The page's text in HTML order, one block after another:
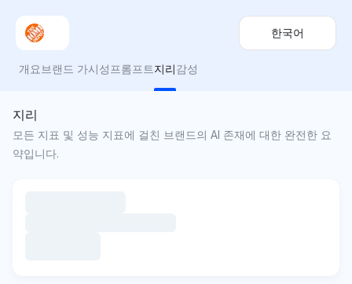
한국어
개요 브랜드 가시성 프롬프트지리감성
지리
모든 지표 및 성능 지표에 걸친 브랜드의 AI 존재에 대한 완전한 요
약입니다.